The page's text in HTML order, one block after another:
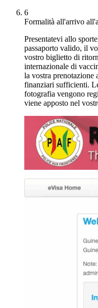
6
Formalità all'arrivo
Presentatevi allo
passaporto valido, il
vostro biglietto di
internazionale di
la vostra
finanziari sufficienti.
fotografia vengono
viene apposto nel